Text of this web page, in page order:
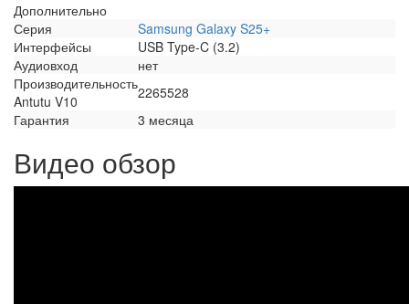
Дополнительно
Серия
Samsung Galaxy S25+
Интерфейсы
USB Type-C (3.2)
Аудиовход
нет
Производительность
Antutu V10
2265528
Гарантия
3 месяца
Видео обзор